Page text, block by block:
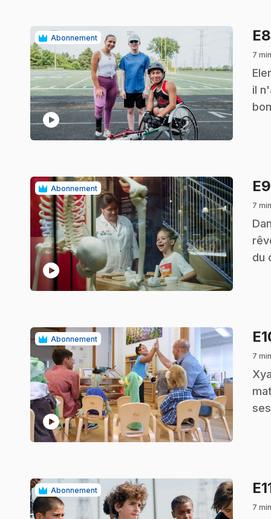
Abonnement
play_circle
E8
7 min
.
il
Abonnement
play_circle
E9
7 min
.
du
Abonnement
play_circle
7 min
.
Abonnement
7 min